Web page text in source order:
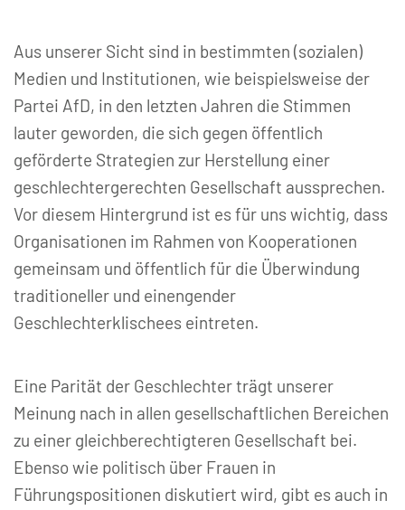
Aus unserer Sicht sind in bestimmten (sozialen)
Medien und Institutionen, wie beispielsweise der
Partei AfD, in den letzten Jahren die Stimmen
lauter geworden, die sich gegen öffentlich
geförderte Strategien zur Herstellung einer
geschlechtergerechten Gesellschaft aussprechen.
Vor diesem Hintergrund ist es für uns wichtig, dass
Organisationen im Rahmen von Kooperationen
gemeinsam und öffentlich für die Überwindung
traditioneller und einengender
Geschlechterklischees eintreten.
Eine Parität der Geschlechter trägt unserer
Meinung nach in allen gesellschaftlichen Bereichen
zu einer gleichberechtigteren Gesellschaft bei.
Ebenso wie politisch über Frauen in
Führungspositionen diskutiert wird, gibt es auch in